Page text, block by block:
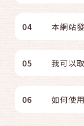
04 本網站
05 我可以
06 如何使